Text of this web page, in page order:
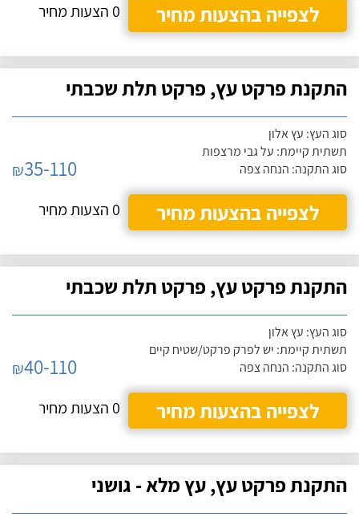
לצפייה בהצעות מחיר
0 הצעות מחיר
התקנת פרקט עץ, פרקט תלת שכבתי
סוג העץ: עץ אלון
תשתית קיימת: על גבי מרצפות
סוג התקנה: הנחה צפה
₪35-110
לצפייה בהצעות מחיר
0 הצעות מחיר
התקנת פרקט עץ, פרקט תלת שכבתי
סוג העץ: עץ אלון
תשתית קיימת: יש לפרק פרקט/שטיח קיים
סוג התקנה: הנחה צפה
₪40-110
לצפייה בהצעות מחיר
0 הצעות מחיר
התקנת פרקט עץ, עץ מלא - גושני